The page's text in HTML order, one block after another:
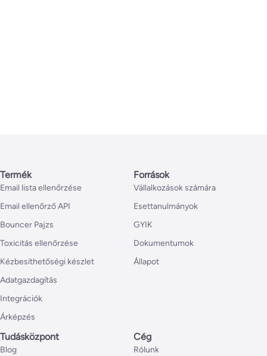
Termék
Email lista ellenőrzése
Email ellenőrző API
Bouncer Pajzs
Toxicitás ellenőrzése
Kézbesíthetőségi készlet
Adatgazdagítás
Integrációk
Árképzés
Források
Vállalkozások számára
Esettanulmányok
GYIK
Dokumentumok
Állapot
Tudásközpont
Blog
Cég
Rólunk